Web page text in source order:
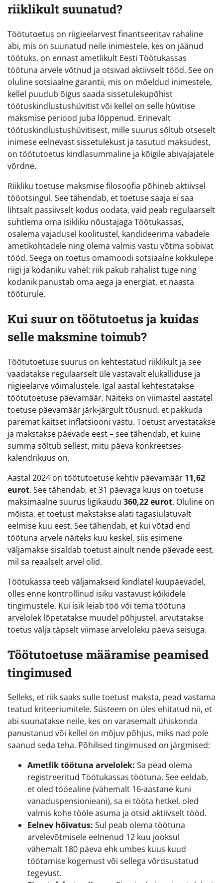
riiklikult suunatud?
Töötutoetus on riigieelarvest finantseeritav rahaline
abi, mis on suunatud neile inimestele, kes on jäänud
töötuks, on ennast ametlikult Eesti Töötukassas
töötuna arvele võtnud ja otsivad aktiivselt tööd. See on
oluline sotsiaalne garantii, mis on mõeldud inimestele,
kellel puudub õigus saada sissetulekupõhist
töötuskindlustushüvitist või kellel on selle hüvitise
maksmise periood juba lõppenud. Erinevalt
töötuskindlustushüvitisest, mille suurus sõltub otseselt
inimese eelnevast sissetulekust ja tasutud maksudest,
on töötutoetus kindlasummaline ja kõigile abivajajatele
võrdne.
Riikliku toetuse maksmise filosoofia põhineb aktiivsel
tööotsingul. See tähendab, et toetuse saaja ei saa
lihtsalt passiivselt kodus oodata, vaid peab regulaarselt
suhtlema oma isikliku nõustajaga Töötukassas,
osalema vajadusel koolitustel, kandideerima vabadele
ametikohtadele ning olema valmis vastu võtma sobivat
tööd. Seega on toetus omamoodi sotsiaalne kokkulepe
riigi ja kodaniku vahel: riik pakub rahalist tuge ning
kodanik panustab oma aega ja energiat, et naasta
tööturule.
Kui suur on töötutoetus ja kuidas
selle maksmine toimub?
Töötutoetuse suurus on kehtestatud riiklikult ja see
vaadatakse regulaarselt üle vastavalt elukalliduse ja
riigieelarve võimalustele. Igal aastal kehtestatakse
töötutoetuse päevamäär. Näiteks on viimastel aastatel
toetuse päevamäär järk-järgult tõusnud, et pakkuda
paremat kaitset inflatsiooni vastu. Toetust arvestatakse
ja makstakse päevade eest – see tähendab, et kuine
summa sõltub sellest, mitu päeva konkreetses
kalendrikuus on.
Aastal 2024 on töötutoetuse kehtiv päevamäär 11,62
eurot. See tähendab, et 31 päevaga kuus on toetuse
maksimaalne suurus ligikaudu 360,22 eurot. Oluline on
mõista, et toetust makstakse alati tagasiulatuvalt
eelmise kuu eest. See tähendab, et kui võtad end
töötuna arvele näiteks kuu keskel, siis esimene
väljamakse sisaldab toetust ainult nende päevade eest,
mil sa reaalselt arvel olid.
Töötukassa teeb väljamakseid kindlatel kuupäevadel,
olles enne kontrollinud isiku vastavust kõikidele
tingimustele. Kui isik leiab töö või tema töötuna
arvelolek lõpetatakse muudel põhjustel, arvutatakse
toetus välja täpselt viimase arveloleku päeva seisuga.
Töötutoetuse määramise peamised
tingimused
Selleks, et riik saaks sulle toetust maksta, pead vastama
teatud kriteeriumitele. Süsteem on üles ehitatud nii, et
abi suunatakse neile, kes on varasemalt ühiskonda
panustanud või kellel on mõjuv põhjus, miks nad pole
saanud seda teha. Põhilised tingimused on järgmised:
Ametlik töötuna arvelolek: Sa pead olema
registreeritud Töötukassas töötuna. See eeldab,
et oled tööealine (vähemalt 16-aastane kuni
vanaduspensionieani), sa ei tööta hetkel, oled
valmis kohe tööle asuma ja otsid aktiivselt tööd.
Eelnev hõivatus: Sul peab olema töötuna
arvelevõtmisele eelnenud 12 kuu jooksul
vähemalt 180 päeva ehk umbes kuus kuud
töötamise kogemust või sellega võrdsustatud
tegevust.